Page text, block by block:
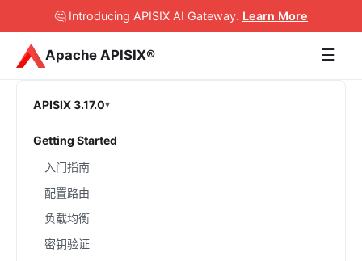
🤔 Introducing APISIX AI Gateway. Learn More
Apache APISIX® ☰
APISIX 3.17.0
Getting Started
入门指南
配置路由
负载均衡
密钥验证